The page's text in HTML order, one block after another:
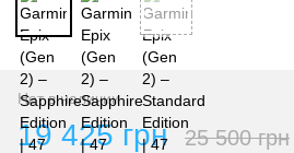
Нет в наличии
19 425 грн 25 500 грн